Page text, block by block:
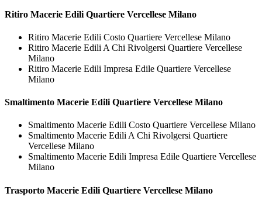
Ritiro Macerie Edili Quartiere Vercellese Milano
Ritiro Macerie Edili Costo Quartiere Vercellese Milano
Ritiro Macerie Edili A Chi Rivolgersi Quartiere Vercellese
Milano
Ritiro Macerie Edili Impresa Edile Quartiere Vercellese
Milano
Smaltimento Macerie Edili Quartiere Vercellese Milano
Smaltimento Macerie Edili Costo Quartiere Vercellese Milano
Smaltimento Macerie Edili A Chi Rivolgersi Quartiere
Vercellese Milano
Smaltimento Macerie Edili Impresa Edile Quartiere Vercellese
Milano
Trasporto Macerie Edili Quartiere Vercellese Milano